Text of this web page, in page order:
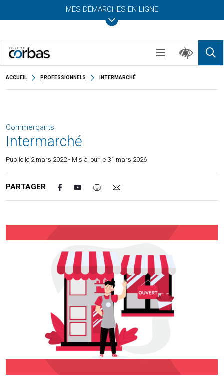
MES DÉMARCHES EN LIGNE
ACCUEIL PROFESSIONNELS INTERMARCHÉ
Commerçants
Intermarché
Publié le 2 mars 2022- Mis à jour le 31 mars 2026
PARTAGER